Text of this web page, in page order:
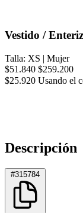
Vestido /
Talla: XS | Mujer
$51.840 $259.200
$25.920 Usando el
Descripción
#315784